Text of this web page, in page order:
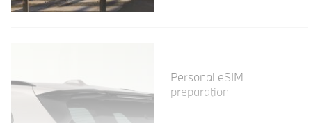
Personal eSIM
preparation